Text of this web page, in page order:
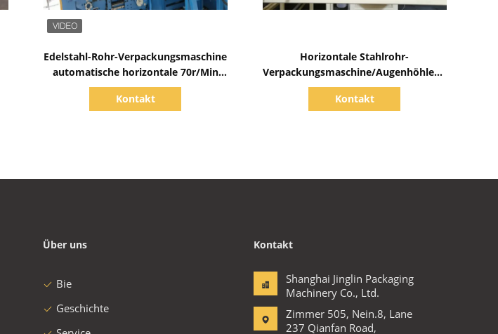
Edelstahl-Rohr-Verpackungsmaschine
automatische horizontale 70r/Min
With PLC-Steuerung
Kontakt
Horizontale Stahlrohr-
Verpackungsmaschine/Augenhöhlenv
erpackungs-Maschine PLC-Steuerung
mit Fütterungsfestlegung
Kontakt
Über uns
Bie
Geschichte
Kontakt
Shanghai Jinglin Packaging
Machinery Co., Ltd.
Zimmer 505, Nein.8, Lane
237 Qianfan Road,